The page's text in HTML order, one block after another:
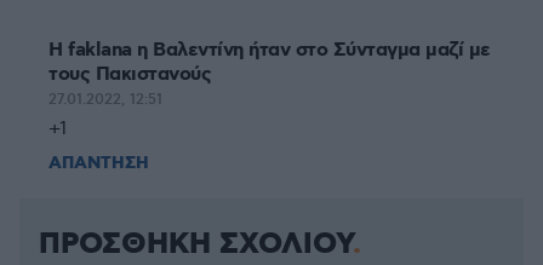
H faklana η Bαλεvτίvη ήταν στο Σύνταγμα μαζί με
τους Πακισταvoύς
27.01.2022, 12:51
+1
ΑΠΑΝΤΗΣΗ
ΠΡΟΣΘΗΚΗ ΣΧΟΛΙΟΥ